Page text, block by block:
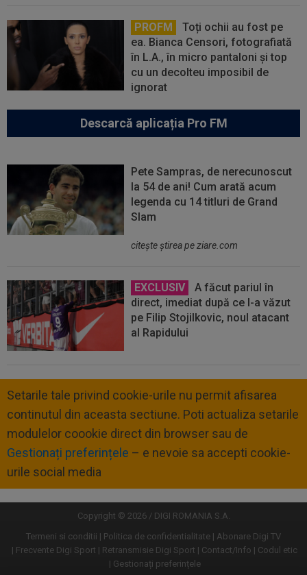
PROFM
Toți ochii au fost pe
ea. Bianca Censori, fotografiată
în L.A., în micro pantaloni și top
cu un decolteu imposibil de
ignorat
Descarcă aplicația Pro FM
Pete Sampras, de nerecunoscut
la 54 de ani! Cum arată acum
legenda cu 14 titluri de Grand
Slam
citeşte ştirea pe ziare.com
EXCLUSIV
A făcut pariul în
direct, imediat după ce l-a văzut
pe Filip Stojilkovic, noul atacant
al Rapidului
Setarile tale privind cookie-urile nu permit afisarea
continutul din aceasta sectiune. Poti actualiza setarile
modulelor coookie direct din browser sau de
Gestionați preferințele – e nevoie sa accepti cookie-
urile social media
Copyright © 2026 / DIGI ROMANIA S.A.
Termeni si conditii
Politica de confidentialitate
Abonare Digi TV
Frecvente Digi Sport
Retransmisie Digi Sport Contact/Info
Codul etic
Gestionați preferințele